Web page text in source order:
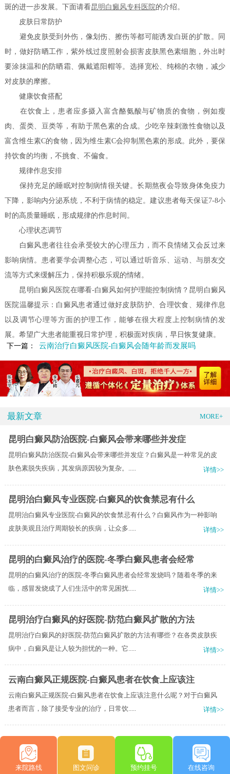
斑的进一步发展。下面请看昆明白癜风专科医院的介绍。
皮肤日常防护
避免皮肤受到外伤，像划伤、擦伤等都可能诱发白斑的扩散。同
时，做好防晒工作，紫外线过度照射会损害皮肤黑色素细胞，外出时
要涂抹温和的防晒霜、佩戴遮阳帽等。选择宽松、纯棉的衣物，减少
对皮肤的摩擦。
健康饮食搭配
在饮食上，患者应多摄入富含酪氨酸与矿物质的食物，例如瘦
肉、蛋类、豆类等，有助于黑色素的合成。少吃辛辣刺激性食物以及
富含维生素C的食物，因为维生素C会抑制黑色素的形成。此外，要保
持饮食的均衡，不挑食、不偏食。
规律作息安排
保持充足的睡眠对控制病情很关键。长期熬夜会导致身体免疫力
下降，影响内分泌系统，不利于病情的稳定。建议患者每天保证7-8小
时的高质量睡眠，形成规律的作息时间。
心理状态调节
白癜风患者往往会承受较大的心理压力，而不良情绪又会反过来
影响病情。患者要学会调整心态，可以通过听音乐、运动、与朋友交
流等方式来缓解压力，保持积极乐观的情绪。
昆明白癜风医院在哪看-白癜风如何护理能控制病情？昆明白癜风
医院温馨提示：白癜风患者通过做好皮肤防护、合理饮食、规律作息
以及调节心理等方面的护理工作，能够在很大程度上控制病情的发
展。希望广大患者能重视日常护理，积极面对疾病，早日恢复健康。
下一篇：
云南治疗白癜风医院-白癜风会随年龄而发展吗
最新文章 MORE+
昆明白癜风防治医院-白癜风会带来哪些并发症
昆明白癜风防治医院-白癜风会带来哪些并发症？白癜风是一种常见的皮
肤色素脱失疾病，其发病原因较为复杂。.....
详情>>
昆明治白癜风专业医院-白癜风的饮食禁忌有什么
昆明治白癜风专业医院-白癜风的饮食禁忌有什么？白癜风作为一种影响
皮肤美观且治疗周期较长的疾病，让众多.....
详情>>
昆明的白癜风治疗的医院-冬季白癜风患者会经常
昆明的白癜风治疗的医院-冬季白癜风患者会经常发烧吗？随着冬季的来
临，感冒发烧成了人们生活中的常见困扰.....
详情>>
昆明治疗白癜风的好医院-防范白癜风扩散的方法
昆明治疗白癜风的好医院-防范白癜风扩散的方法有哪些？在各类皮肤疾
病中，白癜风是让人较为担忧的一种。它.....
详情>>
云南白癜风正规医院-白癜风患者在饮食上应该注
云南白癜风正规医院-白癜风患者在饮食上应该注意什么呢？对于白癜风
患者而言，除了接受专业的治疗，日常饮.....
详情>>
来院路线 图文问诊 预约挂号 在线咨询